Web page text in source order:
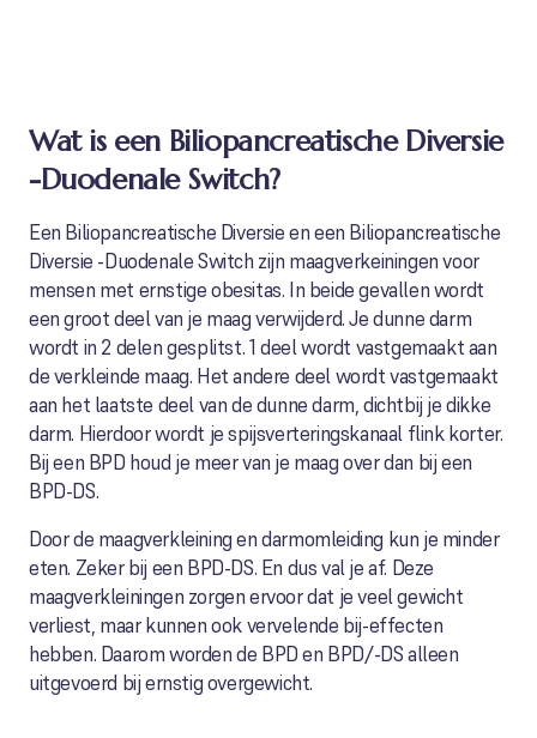
Wat is een Biliopancreatische Diversie
-Duodenale Switch?
Een Biliopancreatische Diversie en een Biliopancreatische
Diversie -Duodenale Switch zijn maagverkeiningen voor
mensen met ernstige obesitas. In beide gevallen wordt
een groot deel van je maag verwijderd. Je dunne darm
wordt in 2 delen gesplitst. 1 deel wordt vastgemaakt aan
de verkleinde maag. Het andere deel wordt vastgemaakt
aan het laatste deel van de dunne darm, dichtbij je dikke
darm. Hierdoor wordt je spijsverteringskanaal flink korter.
Bij een BPD houd je meer van je maag over dan bij een
BPD-DS.
Door de maagverkleining en darmomleiding kun je minder
eten. Zeker bij een BPD-DS. En dus val je af. Deze
maagverkleiningen zorgen ervoor dat je veel gewicht
verliest, maar kunnen ook vervelende bij-effecten
hebben. Daarom worden de BPD en BPD/-DS alleen
uitgevoerd bij ernstig overgewicht.